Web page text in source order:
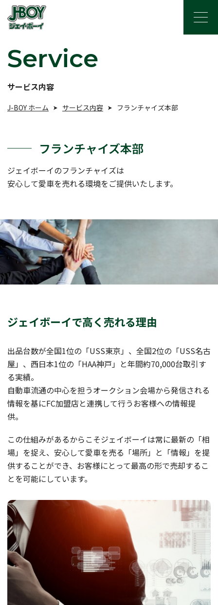
Service
サービス内容
J-BOY ホーム サービス内容 フランチャイズ本部
フランチャイズ本部
ジェイボーイのフランチャイズは
安心して愛車を売れる環境をご提供いたします。
ジェイボーイで高く売れる理由
出品台数が全国1位の「USS東京」、全国2位の「USS名古
屋」、西日本1位の「HAA神戸」と年間約70,000台取引す
る実績。
自動車流通の中心を担うオークション会場から発信される
情報を基にFC加盟店と連携して行うお客様への情報提
供。
この仕組みがあるからこそジェイボーイは常に最新の「相
場」を捉え、安心して愛車を売る「場所」と「情報」を提
供することができ、お客様にとって最高の形で売却するこ
とを可能にしています。